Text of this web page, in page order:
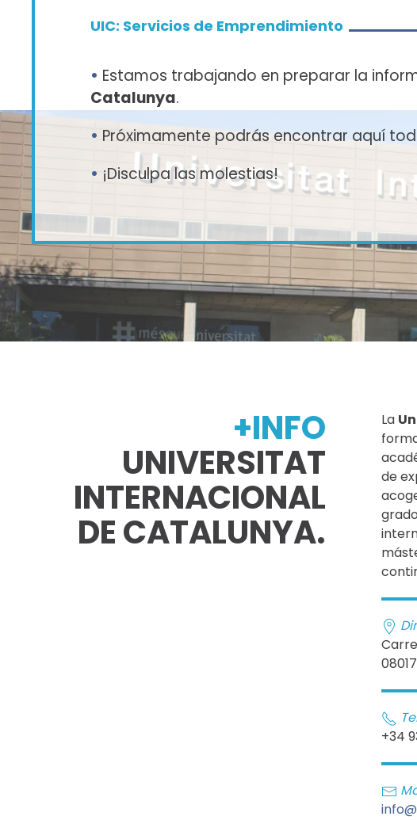
UIC: Servicios de Emprendimiento
• Estamos trabajando en preparar la
Catalunya.
• Próximamente podrás encontrar aquí
• ¡Disculpa las molestias!
+INFO
UNIVERSITAT
INTERNACIONAL
DE CATALUNYA.
La
de
+34